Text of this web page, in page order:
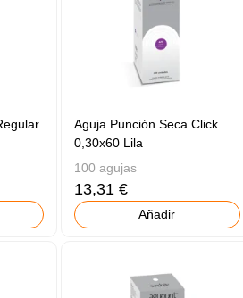
Aguja Punción Seca Click
0,30x60 Lila
100 agujas
13,31 €
Añadir